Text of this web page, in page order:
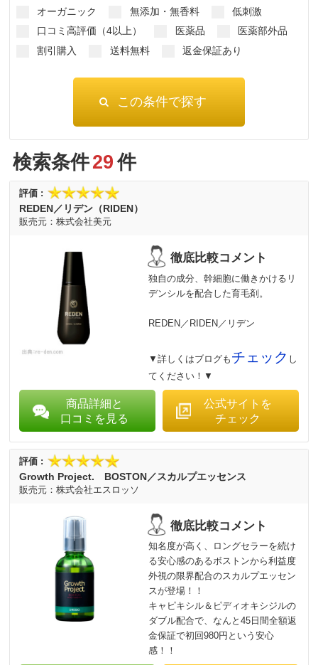
オーガニック
無添加・無香料
低刺激
口コミ高評価（4以上）
医薬品
医薬部外品
割引購入
送料無料 返金保証あり
検索条件29件
REDEN／リデン（RIDEN）
株式会社美元
独自の成分、幹細胞に働きかけるリ
デンシルを配合した育毛剤。
REDEN／RIDEN／リデン
▼詳しくはブログも チェック し
てください！▼
商品詳細と
口コミを見る
公式サイトを
チェック
Growth Project. BOSTON／スカルプエッセンス
株式会社エスロッソ
知名度が高く、ロングセラーを続け
る安心感のあるボストンから利益度
外視の限界配合のスカルプエッセン
スが登場！！
キャピキシル＆ピディオキシジルの
ダブル配合で、なんと45日間全額返
金保証で初回980円という安心
感！！